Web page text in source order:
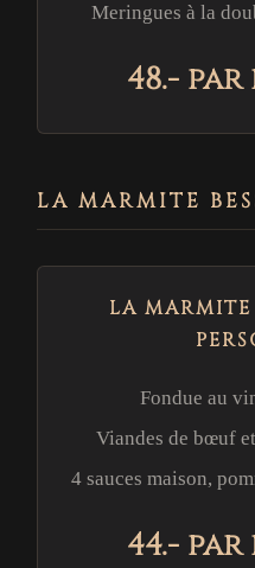
Meringues à la
48.-
LA MARMITE
LA MARMITE
Fondue au
Viandes de bœuf
4 sauces maison,
44.-